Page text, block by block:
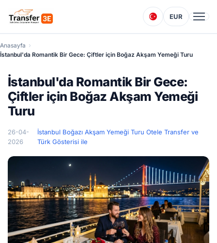
EUR
Anasayfa
İstanbul'da Romantik Bir Gece: Çiftler için Boğaz Akşam Yemeği Turu
İstanbul'da Romantik Bir Gece:
Çiftler için Boğaz Akşam Yemeği
Turu
26-04-
2026
İstanbul Boğazı Akşam Yemeği Turu Otele Transfer ve
Türk Gösterisi ile